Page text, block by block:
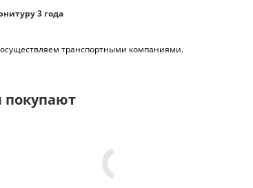
3 года
осуществляем транспортными компаниями.
покупают